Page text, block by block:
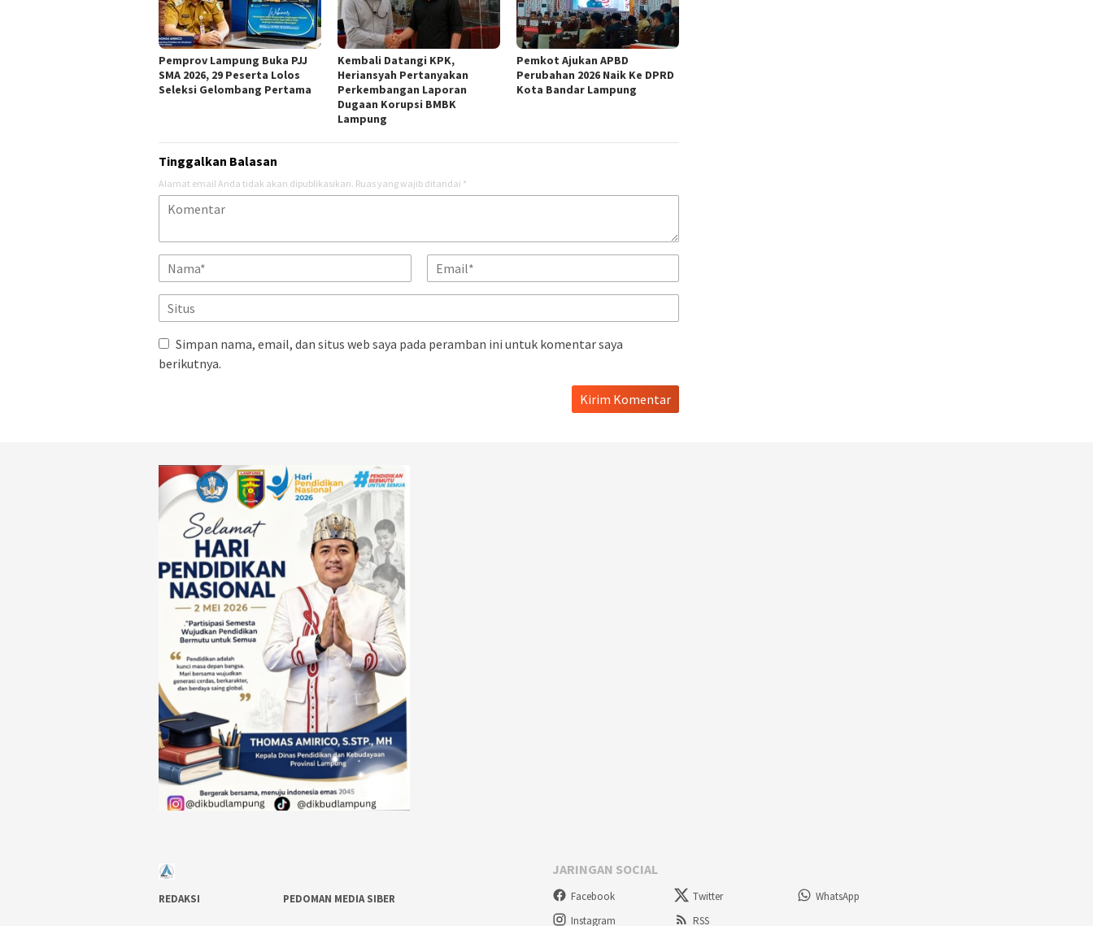
Pemprov Lampung Buka PJJ
SMA 2026, 29 Peserta Lolos
Seleksi Gelombang Pertama
Kembali Datangi KPK,
Heriansyah Pertanyakan
Perkembangan Laporan
Dugaan Korupsi BMBK
Lampung
Pemkot Ajukan APBD
Perubahan 2026 Naik Ke DPRD
Kota Bandar Lampung
Tinggalkan Balasan
Alamat email Anda tidak akan dipublikasikan. Ruas yang wajib ditandai *
Simpan nama, email, dan situs web saya pada peramban ini untuk komentar saya
berikutnya.
REDAKSI PEDOMAN MEDIA SIBER
JARINGAN SOCIAL
Facebook Twitter
WhatsApp
Instagram
RSS